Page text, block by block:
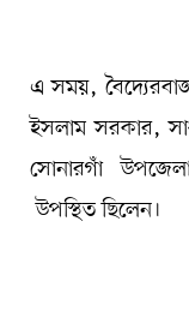
এ সময়,
ইসলাম সরকার,
সোনারগাঁ
উপস্থিত ছিলেন।